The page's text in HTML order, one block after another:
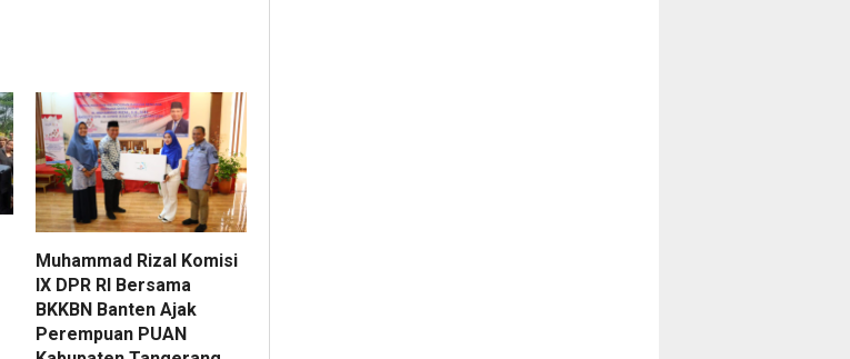
Muhammad Rizal Komisi
IX DPR RI Bersama
BKKBN Banten Ajak
Perempuan PUAN